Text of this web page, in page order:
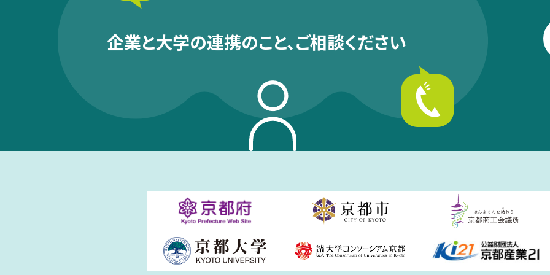
企業と大学の連携のこと、ご相談ください